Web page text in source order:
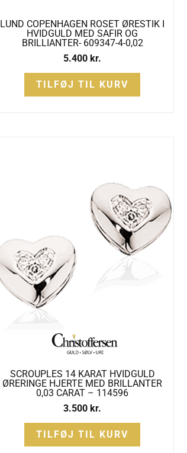
LUND COPENHAGEN ROSET ØRESTIK I
HVIDGULD MED SAFIR OG
BRILLIANTER- 609347-4-0,02
5.400 kr.
TILFØJ TIL KURV
SCROUPLES 14 KARAT HVIDGULD
ØRERINGE HJERTE MED BRILLANTER
0,03 CARAT – 114596
3.500 kr.
TILFØJ TIL KURV